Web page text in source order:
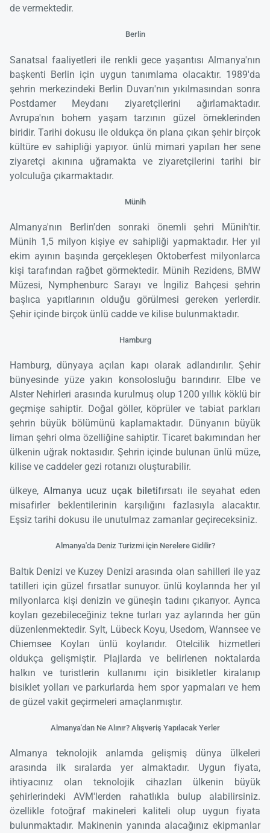
de vermektedir.
Berlin
Sanatsal faaliyetleri ile renkli gece yaşantısı Almanya'nın
başkenti Berlin için uygun tanımlama olacaktır. 1989'da
şehrin merkezindeki Berlin Duvarı'nın yıkılmasından sonra
Postdamer Meydanı ziyaretçilerini ağırlamaktadır.
Avrupa'nın bohem yaşam tarzının güzel örneklerinden
biridir. Tarihi dokusu ile oldukça ön plana çıkan şehir birçok
kültüre ev sahipliği yapıyor. ünlü mimari yapıları her sene
ziyaretçi akınına uğramakta ve ziyaretçilerini tarihi bir
yolculuğa çıkarmaktadır.
Münih
Almanya'nın Berlin'den sonraki önemli şehri Münih'tir.
Münih 1,5 milyon kişiye ev sahipliği yapmaktadır. Her yıl
ekim ayının başında gerçekleşen Oktoberfest milyonlarca
kişi tarafından rağbet görmektedir. Münih Rezidens, BMW
Müzesi, Nymphenburc Sarayı ve İngiliz Bahçesi şehrin
başlıca yapıtlarının olduğu görülmesi gereken yerlerdir.
Şehir içinde birçok ünlü cadde ve kilise bulunmaktadır.
Hamburg
Hamburg, dünyaya açılan kapı olarak adlandırılır. Şehir
bünyesinde yüze yakın konsolosluğu barındırır. Elbe ve
Alster Nehirleri arasında kurulmuş olup 1200 yıllık köklü bir
geçmişe sahiptir. Doğal göller, köprüler ve tabiat parkları
şehrin büyük bölümünü kaplamaktadır. Dünyanın büyük
liman şehri olma özelliğine sahiptir. Ticaret bakımından her
ülkenin uğrak noktasıdır. Şehrin içinde bulunan ünlü müze,
kilise ve caddeler gezi rotanızı oluşturabilir.
ülkeye, Almanya ucuz uçak biletifırsatı ile seyahat eden
misafirler beklentilerinin karşılığını fazlasıyla alacaktır.
Eşsiz tarihi dokusu ile unutulmaz zamanlar geçireceksiniz.
Almanya'da Deniz Turizmi için Nerelere Gidilir?
Baltık Denizi ve Kuzey Denizi arasında olan sahilleri ile yaz
tatilleri için güzel fırsatlar sunuyor. ünlü koylarında her yıl
milyonlarca kişi denizin ve güneşin tadını çıkarıyor. Ayrıca
koyları gezebileceğiniz tekne turları yaz aylarında her gün
düzenlenmektedir. Sylt, Lübeck Koyu, Usedom, Wannsee ve
Chiemsee Koyları ünlü koylarıdır. Otelcilik hizmetleri
oldukça gelişmiştir. Plajlarda ve belirlenen noktalarda
halkın ve turistlerin kullanımı için bisikletler kiralanıp
bisiklet yolları ve parkurlarda hem spor yapmaları ve hem
de güzel vakit geçirmeleri amaçlanmıştır.
Almanya'dan Ne Alınır? Alışveriş Yapılacak Yerler
Almanya teknolojik anlamda gelişmiş dünya ülkeleri
arasında ilk sıralarda yer almaktadır. Uygun fiyata,
ihtiyacınız olan teknolojik cihazları ülkenin büyük
şehirlerindeki AVM'lerden rahatlıkla bulup alabilirsiniz.
özellikle fotoğraf makineleri kaliteli olup uygun fiyata
bulunmaktadır. Makinenin yanında alacağınız ekipmanlar